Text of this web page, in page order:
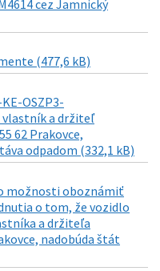
cez Jamnický
(477,6 kB)
OSZP3-
vlastník a držiteľ
62 Prakovce,
odpadom (332,1 kB)
možnosti oboznámiť
o tom, že vozidlo
a držiteľa
nadobúda štát